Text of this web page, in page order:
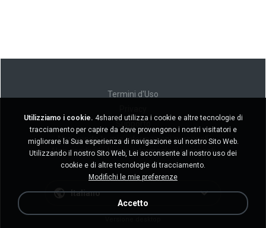
Termini d'Uso
Non venda le mie informazioni personali
Non condivida le mie informazioni personali
Italiano
Utilizziamo i cookie. 4shared utilizza i cookie e altre tecnologie di
tracciamento per capire da dove provengono i nostri visitatori e
migliorare la Sua esperienza di navigazione sul nostro Sito Web.
Utilizzando il nostro Sito Web, Lei acconsente al nostro uso dei
cookie e di altre tecnologie di tracciamento.
Modifichi le mie preferenze
Accetto